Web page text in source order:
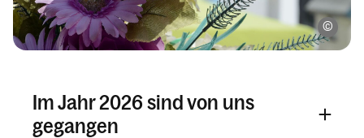
Im Jahr 2026 sind von uns
gegangen